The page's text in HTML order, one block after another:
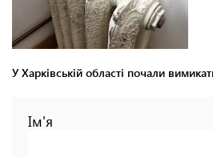
У Харківській області почали
Ім'я